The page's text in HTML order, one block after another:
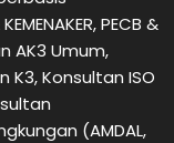
PECB &
AK3 Umum,
K3, Konsultan ISO
(AMDAL,